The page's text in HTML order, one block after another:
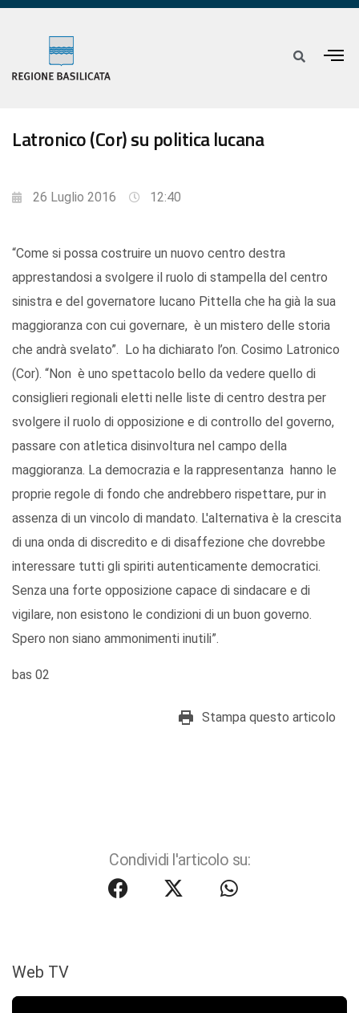
Latronico (Cor) su politica lucana
26 Luglio 2016 12:40
“Come si possa costruire un nuovo centro destra
apprestandosi a svolgere il ruolo di stampella del centro
sinistra e del governatore lucano Pittella che ha già la sua
maggioranza con cui governare, è un mistero delle storia
che andrà svelato”. Lo ha dichiarato l’on. Cosimo Latronico
(Cor). “Non è uno spettacolo bello da vedere quello di
consiglieri regionali eletti nelle liste di centro destra per
svolgere il ruolo di opposizione e di controllo del governo,
passare con atletica disinvoltura nel campo della
maggioranza. La democrazia e la rappresentanza hanno le
proprie regole di fondo che andrebbero rispettare, pur in
assenza di un vincolo di mandato. L'alternativa è la crescita
di una onda di discredito e di disaffezione che dovrebbe
interessare tutti gli spiriti autenticamente democratici.
Senza una forte opposizione capace di sindacare e di
vigilare, non esistono le condizioni di un buon governo.
Spero non siano ammonimenti inutili”.
bas 02
Stampa questo articolo
Condividi l'articolo su:
Web TV